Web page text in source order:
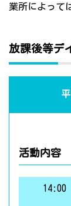
業所によって
放課後等デ
活動内容
14:00